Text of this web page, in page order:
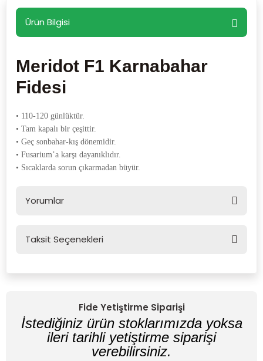
Ürün Bilgisi
Meridot F1 Karnabahar
Fidesi
• 110-120 günlüktür.
• Tam kapalı bir çeşittir.
• Geç sonbahar-kış dönemidir.
• Fusarium’a karşı dayanıklıdır.
• Sıcaklarda sorun çıkarmadan büyür.
Yorumlar
Taksit Seçenekleri
Fide Yetiştirme Siparişi
İstediğiniz ürün stoklarımızda yoksa
ileri tarihli yetiştirme siparişi
verebilirsiniz.